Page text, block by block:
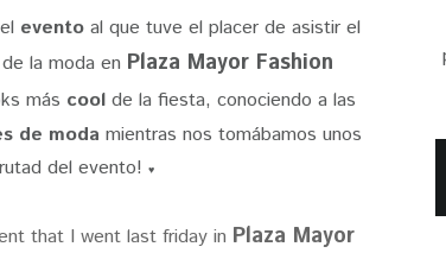
evento al que tuve el placer de asistir el
la moda en Plaza Mayor Fashion
más cool de la fiesta, conociendo a las
de moda mientras nos tomábamos unos
del evento! ♥
that I went last friday in Plaza Mayor